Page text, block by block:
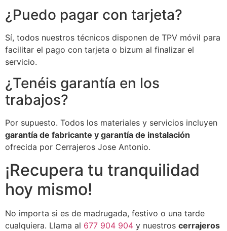
¿Puedo pagar con tarjeta?
Sí, todos nuestros técnicos disponen de TPV móvil para
facilitar el pago con tarjeta o bizum al finalizar el
servicio.
¿Tenéis garantía en los
trabajos?
Por supuesto. Todos los materiales y servicios incluyen
garantía de fabricante y garantía de instalación
ofrecida por Cerrajeros Jose Antonio.
¡Recupera tu tranquilidad
hoy mismo!
No importa si es de madrugada, festivo o una tarde
cualquiera. Llama al 677 904 904 y nuestros cerrajeros